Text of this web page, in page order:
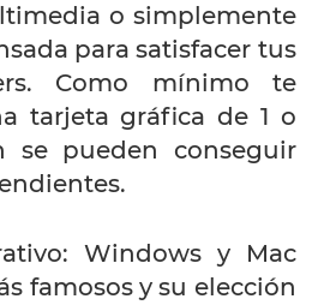
o simplemente
para satisfacer tus
Como mínimo te
tarjeta gráfica de 1 o
se pueden conseguir
Windows y Mac
famosos y su elección